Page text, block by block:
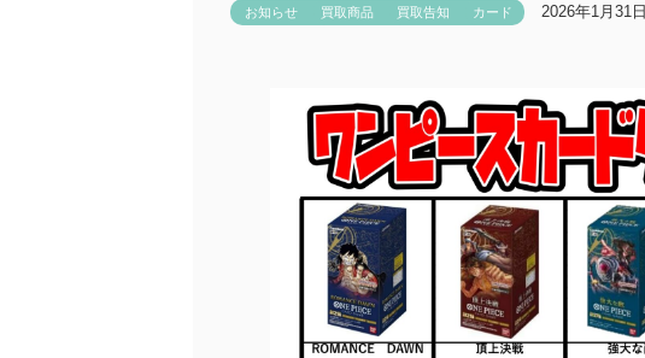
お知らせ 買取商品 買取告知 カード 2026年1月31日